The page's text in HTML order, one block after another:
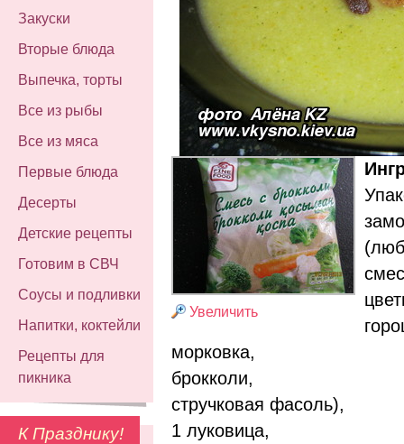
Закуски
Вторые блюда
Выпечка, торты
Все из рыбы
Все из мяса
Первые блюда
Десерты
Детские рецепты
Готовим в СВЧ
Соусы и подливки
Напитки, коктейли
Рецепты для
пикника
К Празднику!
Увеличить
морковка,
брокколи,
стручковая фасоль),
1 луковица,